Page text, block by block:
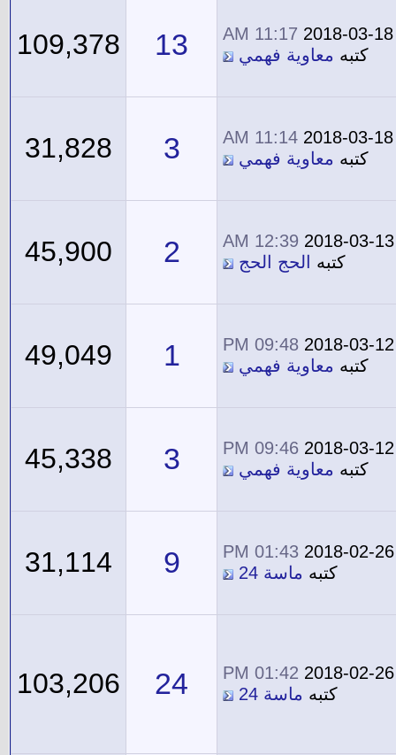
2018-03-18
11:17 AM
كتبه معاوية فهمي 13
109,378
2018-03-18
11:14 AM
كتبه معاوية فهمي 3
31,828
2018-03-13
12:39 AM
كتبه
الحج الحج 2
45,900
2018-03-12
09:48 PM
كتبه معاوية فهمي 1
49,049
2018-03-12
09:46 PM
كتبه معاوية فهمي 3
45,338
2018-02-26
01:43 PM
كتبه ماسة 24 9
31,114
2018-02-26
01:42 PM
كتبه ماسة 24 24
103,206